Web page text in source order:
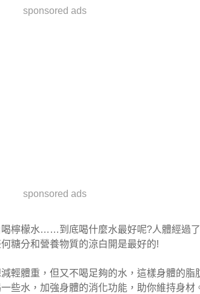
sponsored ads
sponsored ads
檸檬水……到底喝什麼水最好呢?人體經過
糖分和營養物質的涼白開是最好的!
輕體重，但又不喝足夠的水，這樣身體的脂
些水，加強身體的消化功能，助你維持身材